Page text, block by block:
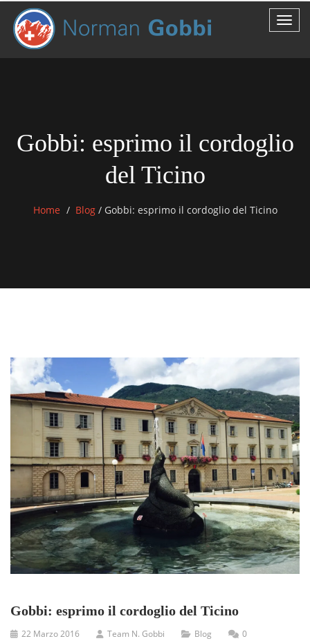
Gobbi: esprimo il cordoglio
del Ticino
Home Blog /Gobbi: esprimo il cordoglio del Ticino
Gobbi: esprimo il cordoglio del Ticino
22 Marzo 2016 Team N. Gobbi Blog 0